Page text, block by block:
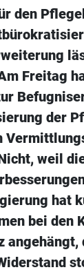
den
Freitag
der
weil
hat
bei den
angehängt,